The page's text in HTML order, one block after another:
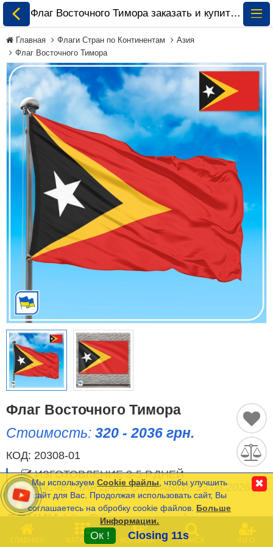
Все Флаги
Флаги Украины
Флаги Мира по
Континентам
Флаги на Заказ
Флаги Международных
Организаций
Спортивные Флаги
Этнические Флаги
Флаги США (штатов)
Другие флаги
Язык
Частые Вопросы (FAQ)
Оплата и Доставка
ГЛАВНАЯ КАТАЛОГ
0
КОРЗИНА ПОИСК INFO
Флаг Восточного Тимора заказать и купить 🏁 ePrapor.com.ua
Главная Флаги Стран по Континентам
Азия
Флаг Восточного Тимора
Флаг Восточного Тимора
Стоимость: 320 - 2036 грн.
КОД: 20308-01
ИЗГОТОВЛЕНИЕ 3-5 Р.ДНЕЙ
РАСЧЕТНАЯ ДАТА ОТПРАВКИ: 13.08.2026
ОПЦИИ(*- Обязательные)
РАЗМЕР
Мы используемCookie файлы , чтобы улучшить
сайт для Вас. Продолжая использовать сайт, Вы
соглашаетесь на обробку cookie файлов. Больше
Информации.
Ок ! Closing 11s
✖